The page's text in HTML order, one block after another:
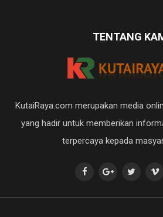
TENTANG
KutaiRaya.com merupakan media
yang hadir untuk memberikan
terpercaya kepada